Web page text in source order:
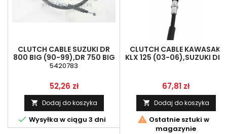
CLUTCH CABLE SUZUKI DR
800 BIG (90-99),DR 750 BIG
(88-89) LINMOT 58200-
5420783
Cena
52,26 zł
 Dodaj do koszyka
 Wysyłka w ciągu 3 dni
CLUTCH CABLE KAWASAKI
KLX 125 (03-06),SUZUKI DR-
Cena
67,81 zł
 Dodaj do koszyka
 Ostatnie sztuki w
magazynie